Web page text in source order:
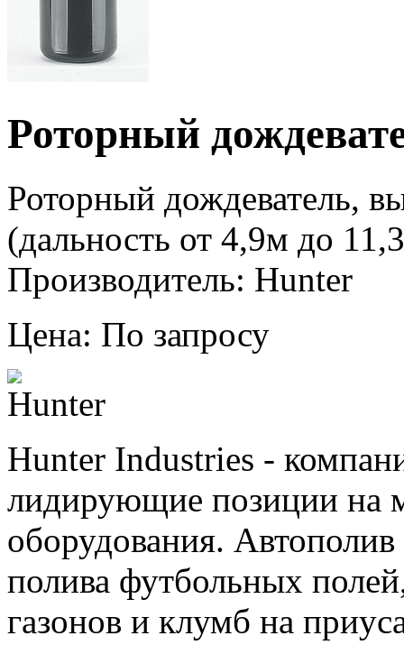
Роторный
Роторный дождеватель,
(дальность от 4,9м до
Производитель: Hunter
Цена: По запросу
Hunter Industries -
лидирующие позиции на
оборудования.
полива футбольных
газонов и клумб на